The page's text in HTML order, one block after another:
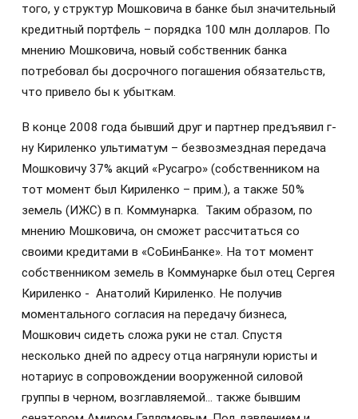
того, у структур Мошковича в банке был значительный
кредитный портфель – порядка 100 млн долларов. По
мнению Мошковича, новый собственник банка
потребовал бы досрочного погашения обязательств,
что привело бы к убыткам.
В конце 2008 года бывший друг и партнер предъявил г-
ну Кириленко ультиматум – безвозмездная передача
Мошковичу 37% акций «Русагро» (собственником на
тот момент был Кириленко – прим.), а также 50%
земель (ИЖС) в п. Коммунарка. Таким образом, по
мнению Мошковича, он сможет рассчитаться со
своими кредитами в «СоБинБанке». На тот момент
собственником земель в Коммунарке был отец Сергея
Кириленко - Анатолий Кириленко. Не получив
моментального согласия на передачу бизнеса,
Мошкович сидеть сложа руки не стал. Спустя
несколько дней по адресу отца нагрянули юристы и
нотариус в сопровождении вооруженной силовой
группы в черном, возглавляемой… также бывшим